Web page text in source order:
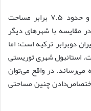
مساحت استانبول ۵۴۶۱ کیلومترمربع بوده و حدود ۷.۵ برابر مساحت
مقایسه با شهرهای دیگر
دوبرابر ترکیه است؛ اما
استانبول شهری توریستی
می‌رساند. در واقع می‌توان
چنین مساحتی